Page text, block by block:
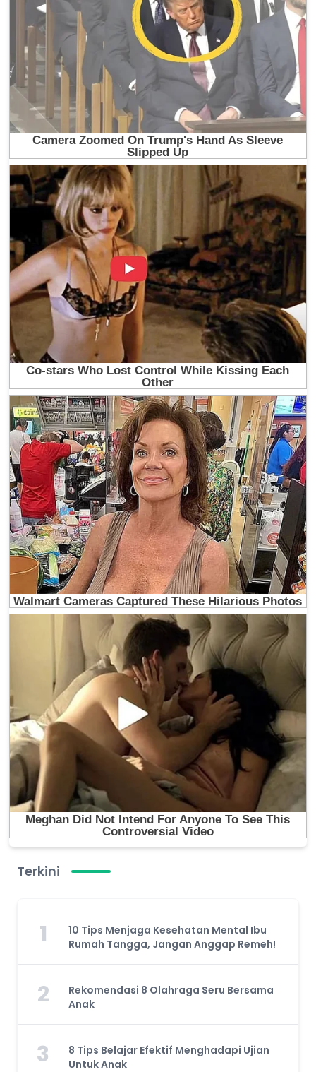
Terkini
1
10 Tips Menjaga Kesehatan Mental Ibu
Rumah Tangga, Jangan Anggap Remeh!
2
Rekomendasi 8 Olahraga Seru Bersama
Anak
3
8 Tips Belajar Efektif Menghadapi Ujian
Untuk Anak